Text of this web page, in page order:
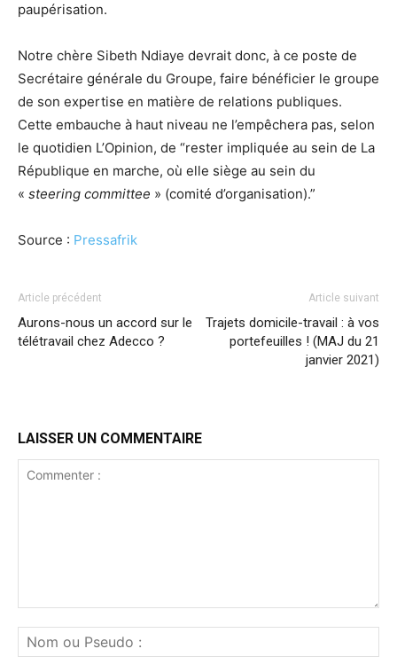
paupérisation.
Notre chère Sibeth Ndiaye devrait donc, à ce poste de
Secrétaire générale du Groupe, faire bénéficier le groupe
de son expertise en matière de relations publiques.
Cette embauche à haut niveau ne l’empêchera pas, selon
le quotidien L’Opinion, de “rester impliquée au sein de La
République en marche, où elle siège au sein du
« steering committee » (comité d’organisation).”
Source : Pressafrik
Article précédent
Aurons-nous un accord sur le
télétravail chez Adecco ?
Article suivant
Trajets domicile-travail : à vos
portefeuilles ! (MAJ du 21
janvier 2021)
LAISSER UN COMMENTAIRE